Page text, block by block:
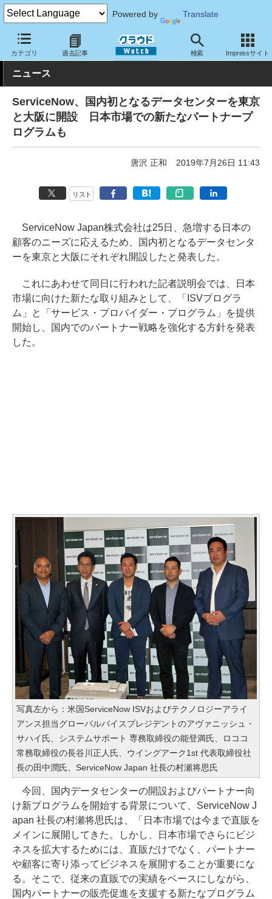
Powered by Translate
カテゴリ 過去記事 検索 Impressサイト
クラウド Watch サービス・ソフト サービス 業務関連
ニュース
ServiceNow、国内初となるデータセンターを東京
と大阪に開設 日本市場での新たなパートナープ
ログラムも
唐沢 正和 2019年7月26日 11:43
リスト
ServiceNow Japan株式会社は25日、急増する日本の
顧客のニーズに応えるため、国内初となるデータセンタ
ーを東京と大阪にそれぞれ開設したと発表した。
これにあわせて同日に行われた記者説明会では、日本
市場に向けた新たな取り組みとして、「ISVプログラ
ム」と「サービス・プロバイダー・プログラム」を提供
開始し、国内でのパートナー戦略を強化する方針を発表
した。
写真左から：米国ServiceNow ISVおよびテクノロジーアライ
アンス担当グローバルバイスプレジデントのアヴァニッシュ・
サハイ氏、システムサポート 専務取締役の能登満氏、ロココ
常務取締役の長谷川正人氏、ウイングアーク1st 代表取締役社
長の田中潤氏、ServiceNow Japan 社長の村瀬将思氏
今回、国内データセンターの開設およびパートナー向
け新プログラムを開始する背景について、ServiceNow J
apan 社長の村瀬将思氏は、「日本市場では今まで直販を
メインに展開してきた。しかし、日本市場でさらにビジ
ネスを拡大するためには、直販だけでなく、パートナー
や顧客に寄り添ってビジネスを展開することが重要にな
る。そこで、従来の直販での実績をベースにしながら、
国内パートナーの販売促進を支援する新たなプログラム